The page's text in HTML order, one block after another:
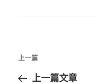
文
上
一
上一篇
上一篇文章